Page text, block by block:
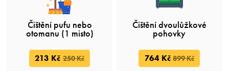
Čištění pufu nebo
otomanu (1 misto)
213 Kč 250 Kč
Čištění dvoulůžkové
pohovky
764 Kč 899 Kč